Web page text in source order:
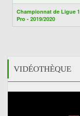
Championnat de Ligue 1
Pro - 2019/2020
VIDÉOTHÈQUE